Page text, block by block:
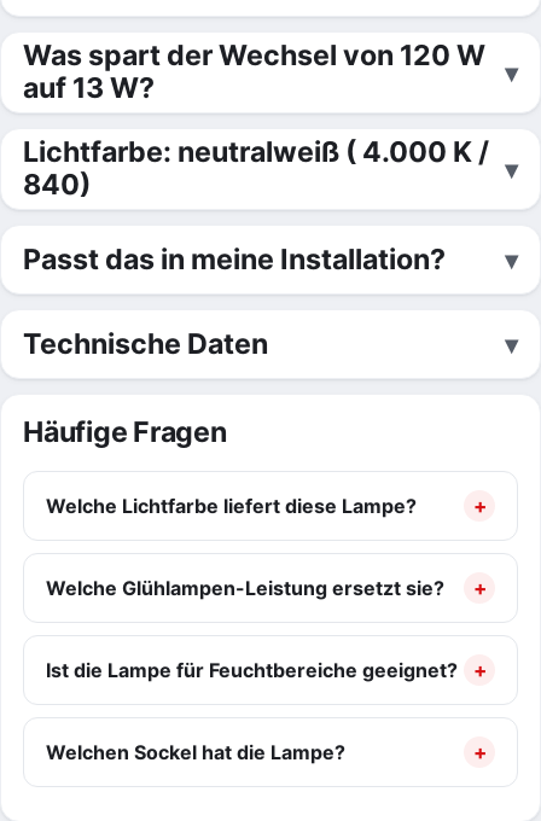
Was spart der Wechsel von 120 W
auf 13 W?
Lichtfarbe: neutralweiß ( 4.000 K /
840)
Passt das in meine Installation?
Technische Daten
Häufige Fragen
Welche Lichtfarbe liefert diese Lampe?
Welche Glühlampen-Leistung ersetzt sie?
Ist die Lampe für Feuchtbereiche geeignet?
Welchen Sockel hat die Lampe?